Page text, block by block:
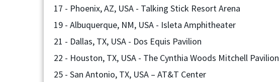
17 - Phoenix, AZ, USA - Talking Stick Resort Arena
19 - Albuquerque, NM, USA - Isleta Amphitheater
21 - Dallas, TX, USA - Dos Equis Pavilion
22 - Houston, TX, USA - The Cynthia Woods Mitchell Pavilion​
25 - San Antonio, TX, USA – AT&T Center